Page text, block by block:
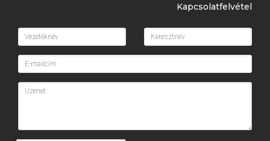
Kapcsolatfelvétel